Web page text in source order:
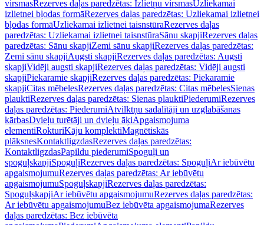
virsmasRezerves daļas paredzētas: Izlietņu virsmasUzliekamai
izlietnei bļodas formāRezerves daļas paredzētas: Uzliekamai izlietnei
bļodas formāUzliekamai izlietnei taisnstūraRezerves daļas
paredzētas: Uzliekamai izlietnei taisnstūraSānu skapjiRezerves daļas
paredzētas: Sānu skapjiZemi sānu skapjiRezerves daļas paredzētas:
Zemi sānu skapjiAugsti skapjiRezerves daļas paredzētas: Augsti
skapjiVidēji augsti skapjiRezerves daļas paredzētas: Vidēji augsti
skapjiPiekaramie skapjiRezerves daļas paredzētas: Piekaramie
skapjiCitas mēbelesRezerves daļas paredzētas: Citas mēbelesSienas
plauktiRezerves daļas paredzētas: Sienas plauktiPiederumiRezerves
daļas paredzētas: PiederumiAtvilktņu sadalītāji un uzglabāšanas
kārbasDvieļu turētāji un dvieļu āķiApgaismojuma
elementiRokturiKāju komplektiMagnētiskās
plāksnesKontaktligzdasRezerves daļas paredzētas:
KontaktligzdasPapildu piederumiSpoguļi un
spoguļskapjiSpoguļiRezerves daļas paredzētas: SpoguļiAr iebūvētu
apgaismojumuRezerves daļas paredzētas: Ar iebūvētu
apgaismojumuSpoguļskapjiRezerves daļas paredzētas:
SpoguļskapjiAr iebūvētu apgaismojumuRezerves daļas paredzētas:
Ar iebūvētu apgaismojumuBez iebūvēta apgaismojumaRezerves
daļas paredzētas: Bez iebūvēta